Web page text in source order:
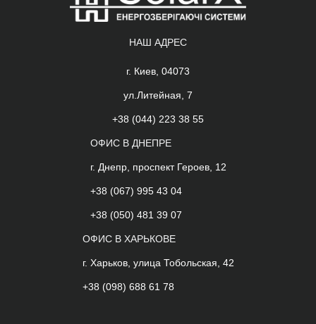
НАШ АДРЕС
г. Киев, 04073
ул.Литейная, 7
+38 (044) 223 38 55
ОФИС В ДНЕПРЕ
г. Днепр, проспект Героев, 12
+38 (067) 995 43 04
+38 (050) 481 39 07
ОФИС В ХАРЬКОВЕ
г. Харьков, улица Тобольская, 42
+38 (098) 688 61 78